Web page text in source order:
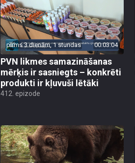
pirms 3 dienām, 1 stundas 00:03:04
PVN likmes samazināšanas
mērķis ir sasniegts – konkrēti
produkti ir kļuvuši lētāki
412. epizode